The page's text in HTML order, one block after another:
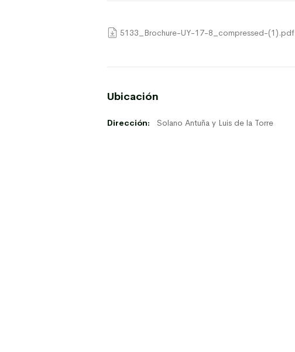
5133_Brochure-UY-17-8_compressed-(1).pdf
Ubicación
Dirección: Solano Antuña y Luis de la Torre